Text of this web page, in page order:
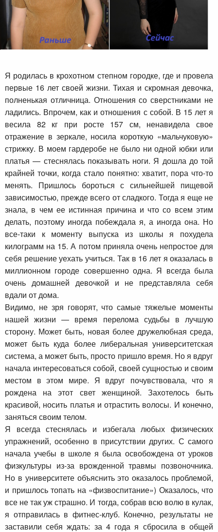
Я родилась в крохотном степном городке, где и провела
первые 16 лет своей жизни. Тихая и скромная девочка,
полненькая отличница. Отношения со сверстниками не
ладились. Впрочем, как и отношения с собой. В 15 лет я
весила 82 кг при росте 157 см, ненавидела свое
отражение в зеркале, носила короткую «мальчуковую»
стрижку. В моем гардеробе не было ни одной юбки или
платья — стеснялась показывать ноги. Я дошла до той
крайней точки, когда стало понятно: хватит, пора что-то
менять. Пришлось бороться с сильнейшей пищевой
зависимостью, прежде всего от сладкого. Тогда я еще не
знала, в чем ее истинная причина и что со всем этим
делать, поэтому иногда побеждала я, а иногда она. Но
все-таки к моменту выпуска из школы я похудела
килограмм на 15. А потом приняла очень непростое для
себя решение уехать учиться. Так в 16 лет я оказалась в
миллионном городе совершенно одна. Я всегда была
очень домашней девочкой и не представляла себя
вдали от дома.
Видимо, не зря говорят, что самые тяжелые моменты
нашей жизни — время перелома судьбы в лучшую
сторону. Может быть, новая более дружелюбная среда,
может быть куда более либеральная университетская
система, а может быть, просто пришло время. Но я вдруг
начала интересоваться собой, своей сущностью и своим
местом в этом мире. Я вдруг почувствовала, что я
рождена на этот свет женщиной. Захотелось быть
красивой, носить платья и отрастить волосы. И конечно,
заняться своим телом.
Я всегда стеснялась и избегала любых физических
упражнений, особенно в присутствии других. С самого
начала учебы в школе я была освобождена от уроков
физкультуры из-за врожденной травмы позвоночника.
Но в университете объяснить это оказалось проблемой,
и пришлось топать на «физвоспитание») Оказалось, что
все не так уж страшно. И тогда, собрав всю волю в кулак,
я отправилась в фитнес-клуб. Конечно, результаты не
заставили себя ждать: за 4 года я сбросила в общей